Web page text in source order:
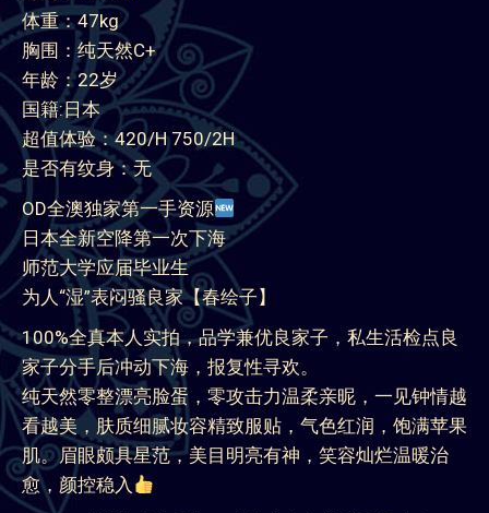
体重：47kg
胸围：纯天然C+
年龄：22岁
国籍:日本
超值体验：420/H 750/2H
是否有纹身：无
OD全澳独家第一手资源
日本全新空降第一次下海
师范大学应届毕业生
为人“湿”表闷骚良家【春绘子】
100%全真本人实拍，品学兼优良家子，私生活检点良
家子分手后冲动下海，报复性寻欢。
纯天然零整漂亮脸蛋，零攻击力温柔亲昵，一见钟情越
看越美，肤质细腻妆容精致服贴，气色红润，饱满苹果
肌。眉眼颇具星范，美目明亮有神，笑容灿烂温暖治
愈，颜控稳入